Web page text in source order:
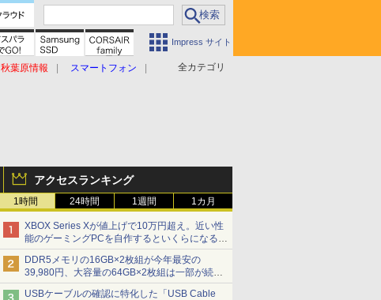
Impress サイト
全カテゴリ
秋葉原情報
スマートフォン
アクセスランキング
1時間 24時間 1週間 1カ月
XBOX Series Xが値上げで10万円超え。近い性
能のゲーミングPCを自作するといくらになる？
【石田賀津男の『酒の肴にPCゲーム』】
DDR5メモリの16GB×2枚組が今年最安の
39,980円、大容量の64GB×2枚組は一部が続騰
[8月前半のメモリ価格]
USBケーブルの確認に特化した「USB Cable